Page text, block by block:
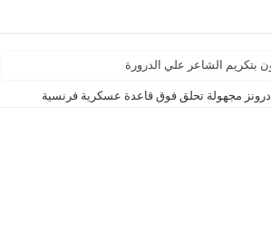
درونز مجهولة تحلق فوق قاعدة عسكرية فرنسية